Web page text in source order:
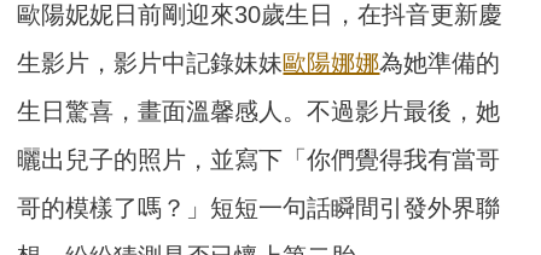
歐陽妮妮日前剛迎來30歲生日，在抖音更新慶
生影片，影片中記錄妹妹歐陽娜娜為她準備的
生日驚喜，畫面溫馨感人。不過影片最後，她
曬出兒子的照片，並寫下「你們覺得我有當哥
哥的模樣了嗎？」短短一句話瞬間引發外界聯